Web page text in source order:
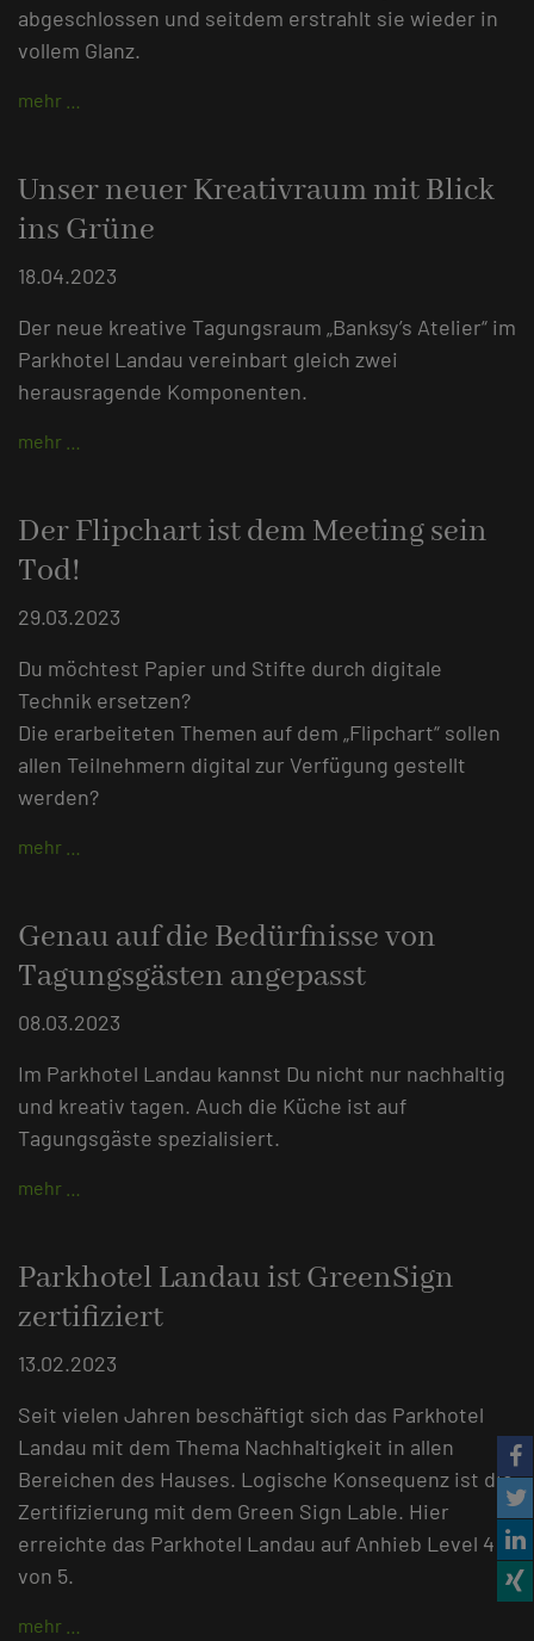
abgeschlossen und seitdem erstrahlt sie wieder in
vollem Glanz.
mehr …
Unser neuer Kreativraum mit Blick
ins Grüne
18.04.2023
Der neue kreative Tagungsraum „Banksy’s Atelier“ im
Parkhotel Landau vereinbart gleich zwei
herausragende Komponenten.
mehr …
Der Flipchart ist dem Meeting sein
Tod!
29.03.2023
Du möchtest Papier und Stifte durch digitale
Technik ersetzen?
Die erarbeiteten Themen auf dem „Flipchart“ sollen
allen Teilnehmern digital zur Verfügung gestellt
werden?
mehr …
Genau auf die Bedürfnisse von
Tagungsgästen angepasst
08.03.2023
Im Parkhotel Landau kannst Du nicht nur nachhaltig
und kreativ tagen. Auch die Küche ist auf
Tagungsgäste spezialisiert.
mehr …
Parkhotel Landau ist GreenSign
zertifiziert
13.02.2023
Seit vielen Jahren beschäftigt sich das Parkhotel
Landau mit dem Thema Nachhaltigkeit in allen
Bereichen des Hauses. Logische Konsequenz ist die
Zertifizierung mit dem Green Sign Lable. Hier
erreichte das Parkhotel Landau auf Anhieb Level 4
von 5.
mehr …